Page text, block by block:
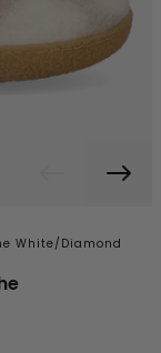
White/Diamond